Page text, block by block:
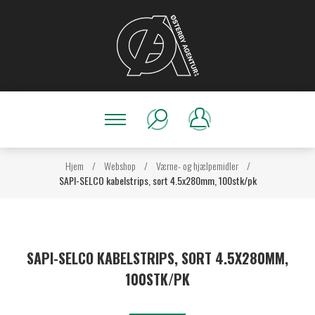
Hjem / Webshop / Værne- og hjælpemidler /
SAPI-SELCO kabelstrips, sort 4.5x280mm, 100stk/pk
SAPI-SELCO KABELSTRIPS, SORT 4.5X280MM,
100STK/PK